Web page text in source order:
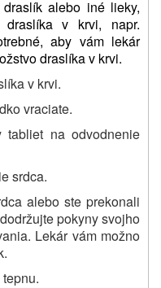
alebo iné lieky,
draslíka v krvi, napr.
aby vám lekár
draslíka v krvi.
v krvi.
vraciate.
na odvodnenie
srdca.
alebo ste prekonali
pokyny svojho
Lekár vám možno